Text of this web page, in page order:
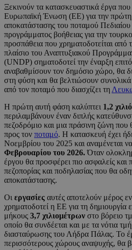
Ξεκινούν τα κατασκευαστικά έργα
Ευρωπαϊκή Ένωση (ΕΕ) για την
αποκατάστασης του ποταμού
προγράμματος βοήθειας για την
προσπάθεια που χρηματοδοτείται από
πλαίσιο του Αναπτυξιακού
(UNDP) σηματοδοτεί την έναρξη
αναβαθμίσουν τον δημόσιο χώρο, θα
στη φύση και θα βελτιώσουν
από τον ποταμό που διασχίζει τη
Η πρώτη αυτή φάση καλύπτει 1,2
περιλαμβάνουν έναν διπλής
πεζοδρόμιο και μια πράσινη ζώνη που
προς τον ποταμό. Η κατασκευή έχει
Νοεμβρίου του 2025 και αναμένεται
Φεβρουαρίου του 2026.Όταν
έργου θα προσφέρει πιο ασφαλείς και
πεζοπορίας και ποδηλασίας που θα
αποκατάστασης.
Οι εργασίες αυτές αποτελούν μέρος
χρηματοδοτεί η ΕΕ για τη δημιουργία
μήκους 3,7 χιλιομέτρων στο βόρειο
οποίο θα συνδέεται και με τα νότια
διασταύρωσης του Λήδρα Πάλας. Το
περισσότερους χώρους αναψυχής, θα